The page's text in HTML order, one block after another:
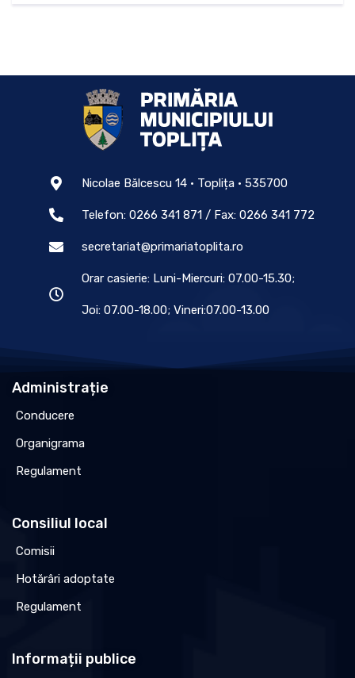
Nicolae Bălcescu 14 • Toplița • 535700
Telefon: 0266 341 871 / Fax: 0266 341 772
secretariat@primariatoplita.ro
Orar casierie: Luni-Miercuri: 07.00-15.30;
Joi: 07.00-18.00; Vineri:07.00-13.00
Administrație
Conducere
Organigrama
Regulament
Consiliul local
Comisii
Hotărâri adoptate
Regulament
Informații publice